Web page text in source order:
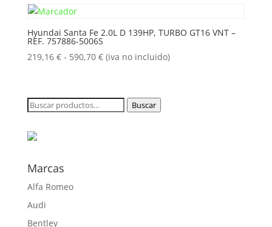
219,16 €
hasta
590,70 €
Hyundai Santa Fe 2.0L D 139HP, TURBO GT16 VNT –
REF. 757886-5006S
219,16 € - 590,70 €Rango
desde
219,16 €
(iva no incluido)
Buscar
Buscar
Marcas
Alfa Romeo
Audi
Bentley